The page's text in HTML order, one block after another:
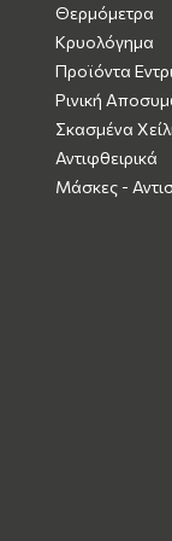
Θερμόμετρα
Κρυολόγημα
Προϊόντα
Ρινική
Σκασμένα
Αντιφθειρικά
Μάσκες -